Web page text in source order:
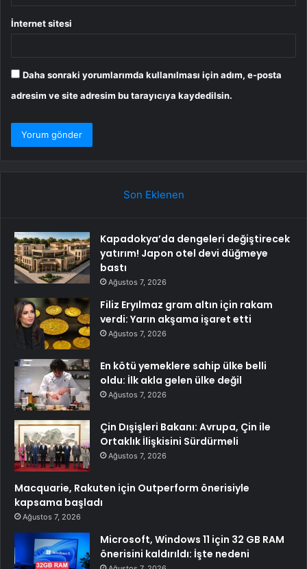
İnternet sitesi
Daha sonraki yorumlarımda kullanılması için adım, e-posta
adresim ve site adresim bu tarayıcıya kaydedilsin.
Son Eklenen
Kapadokya’da dengeleri değiştirecek
yatırım! Japon otel devi düğmeye
bastı
Ağustos 7, 2026
Filiz Eryılmaz gram altın için rakam
verdi: Yarın akşama işaret etti
Ağustos 7, 2026
En kötü yemeklere sahip ülke belli
oldu: İlk akla gelen ülke değil
Ağustos 7, 2026
Çin Dışişleri Bakanı: Avrupa, Çin ile
Ortaklık İlişkisini Sürdürmeli
Ağustos 7, 2026
Macquarie, Rakuten için Outperform önerisiyle
kapsama başladı
Ağustos 7, 2026
Microsoft, Windows 11 için 32 GB RAM
önerisini kaldırıldı: İşte nedeni